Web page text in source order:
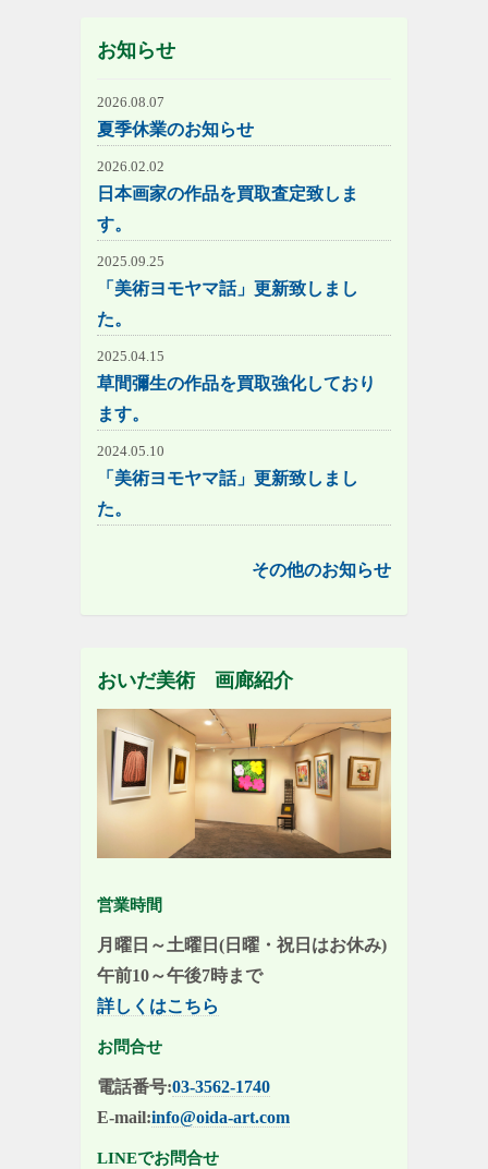
お知らせ
2026.08.07
夏季休業のお知らせ
2026.02.02
日本画家の作品を買取査定致しま
す。
2025.09.25
「美術ヨモヤマ話」更新致しまし
た。
2025.04.15
草間彌生の作品を買取強化しており
ます。
2024.05.10
「美術ヨモヤマ話」更新致しまし
た。
その他のお知らせ
おいだ美術 画廊紹介
営業時間
月曜日～土曜日(日曜・祝日はお休み)
午前10～午後7時まで
詳しくはこちら
お問合せ
電話番号:03-3562-1740
E-mail:info@oida-art.com
LINEでお問合せ